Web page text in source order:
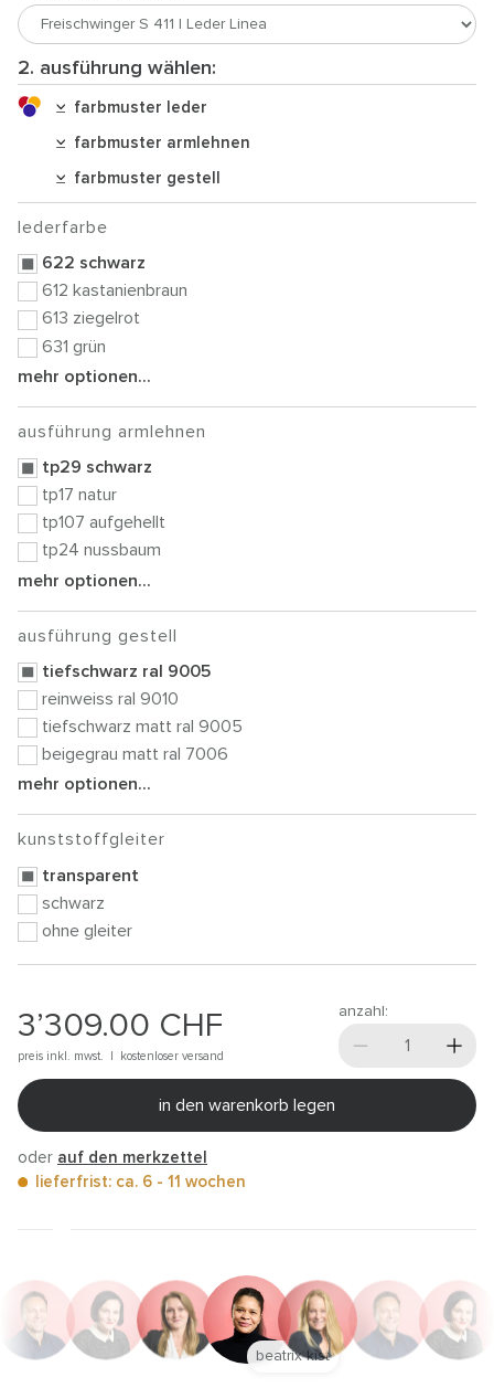
2. ausführung wählen:
farbmuster leder
farbmuster armlehnen
farbmuster gestell
lederfarbe
622 schwarz
612 kastanienbraun
613 ziegelrot
631 grün
mehr optionen...
ausführung armlehnen
tp29 schwarz
tp17 natur
tp107 aufgehellt
tp24 nussbaum
mehr optionen...
ausführung gestell
tiefschwarz ral 9005
reinweiss ral 9010
tiefschwarz matt ral 9005
beigegrau matt ral 7006
mehr optionen...
kunststoffgleiter
transparent
schwarz
ohne gleiter
3’309.00 CHF
preis inkl. mwst. | kostenloser versand
anzahl:
in den warenkorb legen
oder auf den merkzettel
lieferfrist: ca. 6 - 11 wochen
anna trautz